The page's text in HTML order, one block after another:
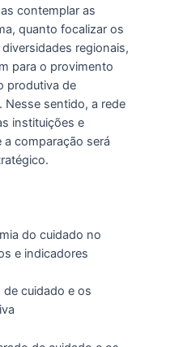
contemplar as
quanto focalizar os
regionais,
para o provimento
produtiva de
Nesse sentido, a rede
instituições e
a comparação será
do cuidado no
e indicadores
cuidado e os